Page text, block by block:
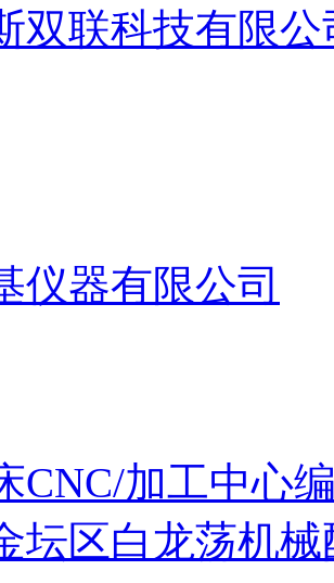
双联科技有限公
仪器有限公司
CNC/加工中心
坛区白龙荡机械